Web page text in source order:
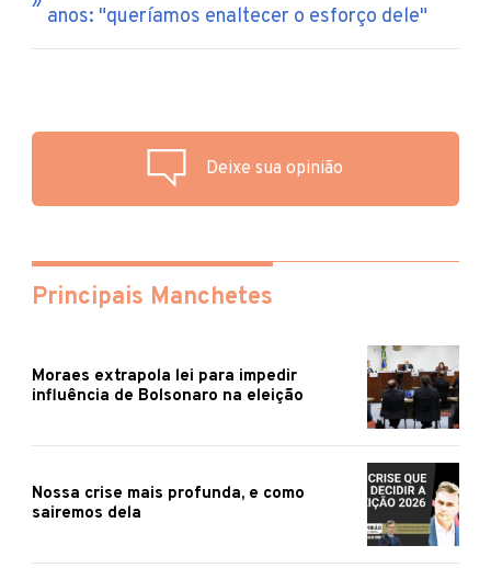
anos: "queríamos enaltecer o esforço dele"
Deixe sua opinião
Principais Manchetes
Moraes extrapola lei para impedir
influência de Bolsonaro na eleição
Nossa crise mais profunda, e como
sairemos dela